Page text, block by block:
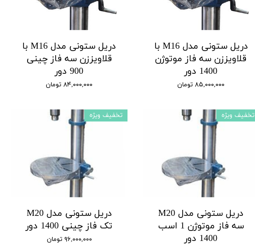
دریل ستونی مدل M16 با
قلاویززن سه فاز موتوژن
1400 دور
۸۵,۰۰۰,۰۰۰ تومان
دریل ستونی مدل M16 با
قلاویززن سه فاز چینی
900 دور
۸۴,۰۰۰,۰۰۰ تومان
دریل ستونی مدل M20
سه فاز موتوژن 1 اسب
1400 دور
تخفیف ویژه
دریل ستونی مدل M20
تک فاز چینی 1400 دور
۹۶,۰۰۰,۰۰۰ تومان
تخفیف ویژه